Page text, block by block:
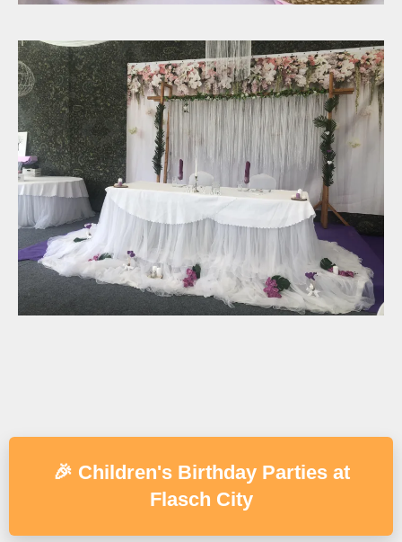
🎉 Children's Birthday Parties at
Flasch City